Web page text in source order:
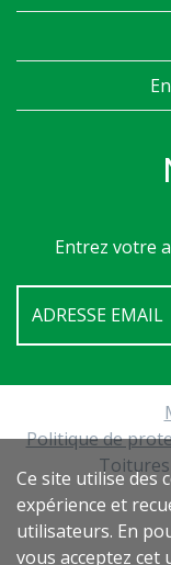
Entrez votre
Politique de
Ce site utilise des
expérience et
utilisateurs. En
vous acceptez cet